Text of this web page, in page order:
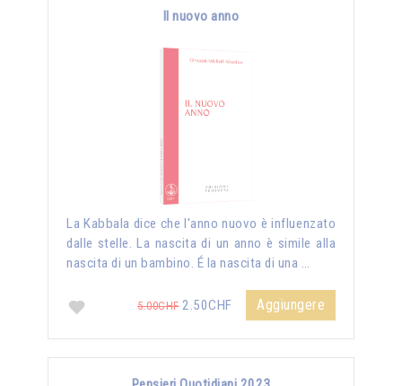
Il nuovo anno
La Kabbala dice che l'anno nuovo è influenzato
dalle stelle. La nascita di un anno è simile alla
nascita di un bambino. É la nascita di una …
5.00CHF2.50CHF Aggiungere